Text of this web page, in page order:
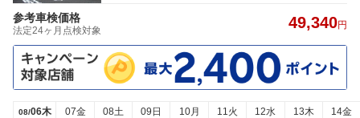
参考車検価格
法定24ヶ月点検対象 49,340円
08/06木 07金 08土 09日 10月 11火 12水 13木 14金